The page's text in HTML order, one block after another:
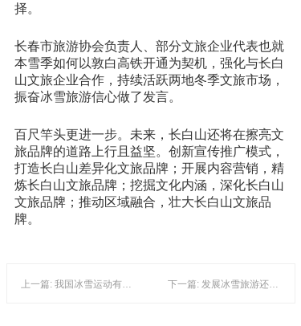
择。
长春市旅游协会负责人、部分文旅企业代表也就
本雪季如何以敦白高铁开通为契机，强化与长白
山文旅企业合作，持续活跃两地冬季文旅市场，
振奋冰雪旅游信心做了发言。
百尺竿头更进一步。未来，长白山还将在擦亮文
旅品牌的道路上行且益坚。创新宣传推广模式，
打造长白山差异化文旅品牌；开展内容营销，精
炼长白山文旅品牌；挖掘文化内涵，深化长白山
文旅品牌；推动区域融合，壮大长白山文旅品
牌。
上一篇: 我国冰雪运动有多热？全民冰雪运动热潮越发浓厚 下一篇: 发展冰雪旅游还需深耕细作